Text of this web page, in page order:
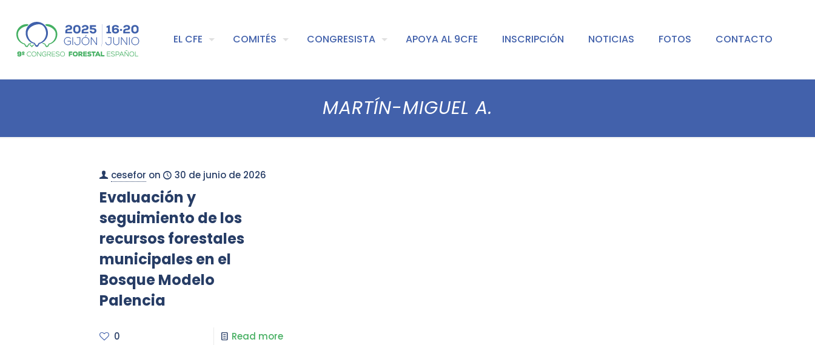
EL CFE COMITÉS CONGRESISTA APOYA AL 9CFE INSCRIPCIÓN NOTICIAS FOTOS CONTACTO
MARTÍN-MIGUEL A.
cesefor on 30 de junio de 2026
Evaluación y
seguimiento de los
recursos forestales
municipales en el
Bosque Modelo
Palencia
0 Read more